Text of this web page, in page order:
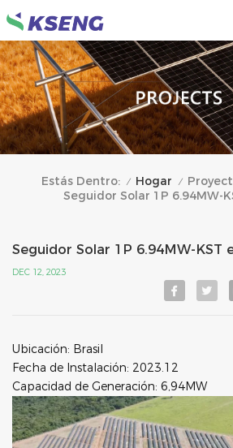
Estás Dentro: / Hogar /
Seguidor Solar 1P 6.94MW-
Seguidor Solar 1P 6.94MW-KST
DEC 12, 2023
Ubicación: Brasil
Fecha de Instalación: 2023.12
Capacidad de Generación: 6,94MW